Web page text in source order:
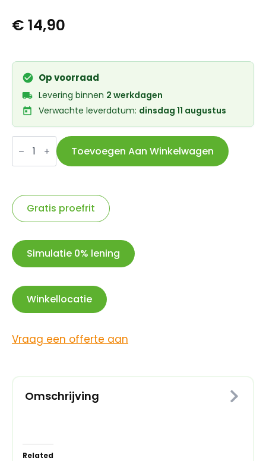
€ 14,90
Op voorraad
Levering binnen 2 werkdagen
Verwachte leverdatum: dinsdag 11 augustus
FAHRER
spatlap
E-
70-
90
mm
zwart
Toevoegen Aan Winkelwagen
Gratis proefrit
Simulatie 0% lening
Winkellocatie
Vraag een offerte aan
Omschrijving
Related